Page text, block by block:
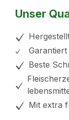
Unser
Beste
Mit extra